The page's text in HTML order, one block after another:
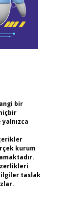
bir
kurum
taslak